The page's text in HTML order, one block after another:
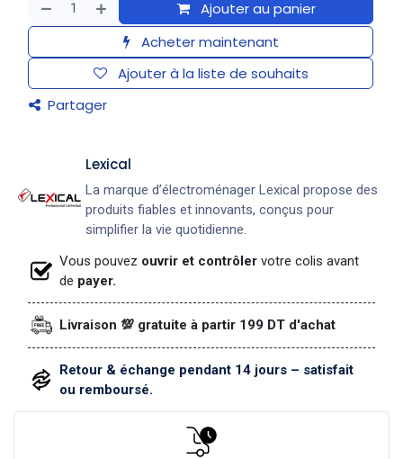
Ajouter au panier
Acheter maintenant
Ajouter à la liste de souhaits
Partager
Lexical
La marque d’électroménager Lexical propose des
produits fiables et innovants, conçus pour
simplifier la vie quotidienne.
Vous pouvez ouvrir et contrôler votre colis avant
de payer.
Livraison 💯 gratuite à partir 199 DT d'achat
Retour & échange pendant 14 jours – satisfait
ou remboursé.